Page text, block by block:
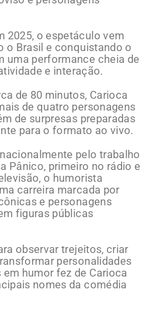
2025, o espetáculo vem
o Brasil e conquistando o
uma performance cheia de
e interação.
de 80 minutos, Carioca
de quatro personagens
de surpresas preparadas
para o formato ao vivo.
pelo trabalho
Pânico, primeiro no rádio e
o humorista
carreira marcada por
e personagens
figuras públicas
observar trejeitos, criar
personalidades
humor fez de Carioca
nomes da comédia